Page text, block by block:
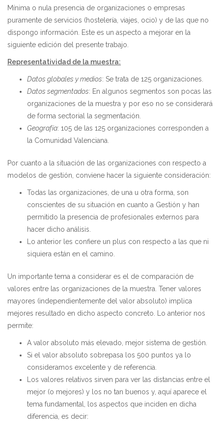
Mínima o nula presencia de organizaciones o empresas
puramente de servicios (hostelería, viajes, ocio) y de las que no
dispongo información. Este es un aspecto a mejorar en la
siguiente edición del presente trabajo.
Representatividad de la muestra:
Datos globales y medios: Se trata de 125 organizaciones.
Datos segmentados: En algunos segmentos son pocas las
organizaciones de la muestra y por eso no se considerará
de forma sectorial la segmentación.
Geografía: 105 de las 125 organizaciones corresponden a
la Comunidad Valenciana.
Por cuanto a la situación de las organizaciones con respecto a
modelos de gestión, conviene hacer la siguiente consideración:
Todas las organizaciones, de una u otra forma, son
conscientes de su situación en cuanto a Gestión y han
permitido la presencia de profesionales externos para
hacer dicho análisis.
Lo anterior les confiere un plus con respecto a las que ni
siquiera están en el camino.
Un importante tema a considerar es el de comparación de
valores entre las organizaciones de la muestra. Tener valores
mayores (independientemente del valor absoluto) implica
mejores resultado en dicho aspecto concreto. Lo anterior nos
permite:
A valor absoluto más elevado, mejor sistema de gestión.
Si el valor absoluto sobrepasa los 500 puntos ya lo
consideramos excelente y de referencia.
Los valores relativos sirven para ver las distancias entre el
mejor (o mejores) y los no tan buenos y, aquí aparece el
tema fundamental, los aspectos que inciden en dicha
diferencia, es decir: